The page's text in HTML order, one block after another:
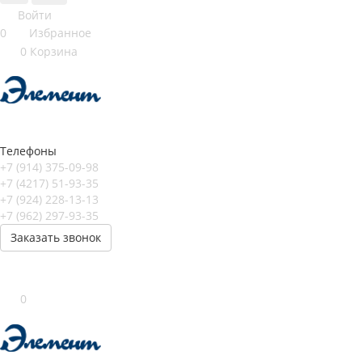
Войти
0
Избранное
0 Корзина
Телефоны
+7 (914) 375-09-98
+7 (4217) 51-93-35
+7 (924) 228-13-13
+7 (962) 297-93-35
Заказать звонок
0